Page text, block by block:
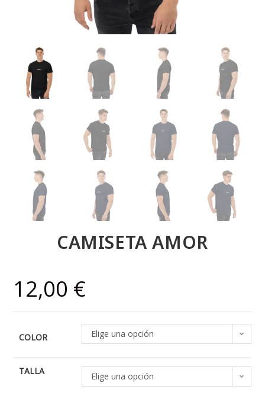
CAMISETA AMOR
12,00 €
COLOR Elige una opción
TALLA Elige una opción